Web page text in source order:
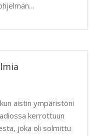
aistin ympäristöni
kerrottuun
joka oli solmittu